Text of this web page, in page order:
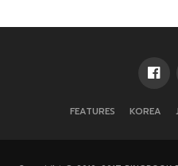
FEATURES KOREA